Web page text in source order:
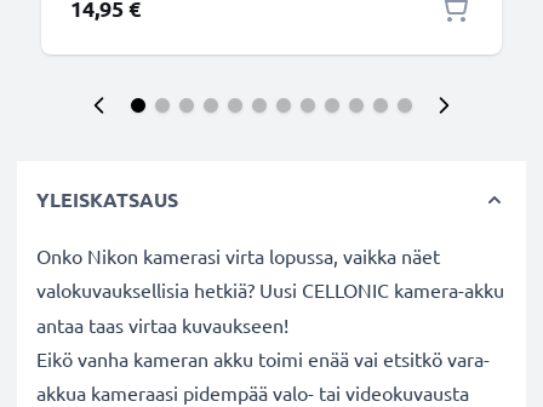
14,95 €
YLEISKATSAUS
Onko Nikon kamerasi virta lopussa, vaikka näet
valokuvauksellisia hetkiä? Uusi CELLONIC kamera-akku
antaa taas virtaa kuvaukseen!
Eikö vanha kameran akku toimi enää vai etsitkö vara-
akkua kameraasi pidempää valo- tai videokuvausta